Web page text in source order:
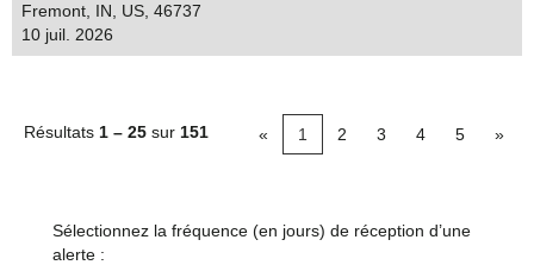
Fremont, IN, US, 46737
10 juil. 2026
Résultats 1 – 25 sur 151 « 1 2 3 4 5 »
Sélectionnez la fréquence (en jours) de réception d’une
alerte :